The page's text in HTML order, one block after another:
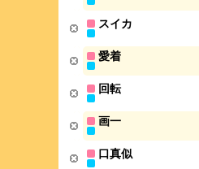
スイカ
愛着
回転
画一
口真似